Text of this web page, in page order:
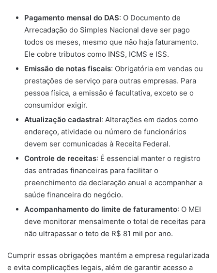
Pagamento mensal do DAS: O Documento de
Arrecadação do Simples Nacional deve ser pago
todos os meses, mesmo que não haja faturamento.
Ele cobre tributos como INSS, ICMS e ISS.
Emissão de notas fiscais: Obrigatória em vendas ou
prestações de serviço para outras empresas. Para
pessoa física, a emissão é facultativa, exceto se o
consumidor exigir.
Atualização cadastral: Alterações em dados como
endereço, atividade ou número de funcionários
devem ser comunicadas à Receita Federal.
Controle de receitas: É essencial manter o registro
das entradas financeiras para facilitar o
preenchimento da declaração anual e acompanhar a
saúde financeira do negócio.
Acompanhamento do limite de faturamento: O MEI
deve monitorar mensalmente o total de receitas para
não ultrapassar o teto de R$ 81 mil por ano.
Cumprir essas obrigações mantém a empresa regularizada
e evita complicações legais, além de garantir acesso a